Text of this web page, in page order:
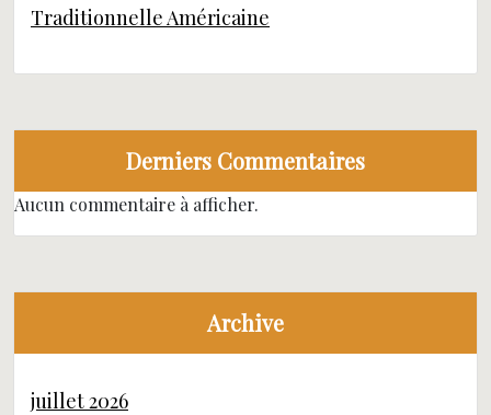
Traditionnelle Américaine
Derniers Commentaires
Aucun commentaire à afficher.
Archive
juillet 2026